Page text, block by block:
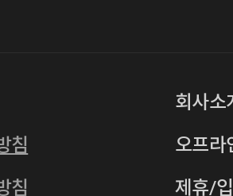
서울중구-0149
침
침
회사소
오프라
제휴/